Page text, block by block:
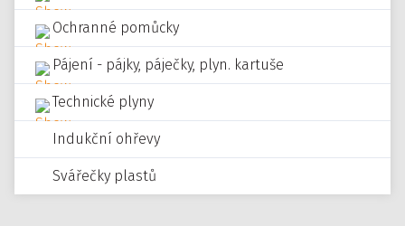
Ochranné pomůcky
Pájení - pájky, páječky, plyn. kartuše
Technické plyny
Indukční ohřevy
Svářečky plastů